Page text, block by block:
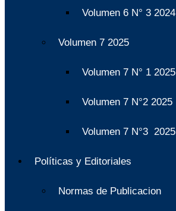
Volumen 6 N° 3 2024
Volumen 7 2025
Volumen 7 N° 1 2025
Volumen 7 N°2 2025
Volumen 7 N°3 2025
Políticas y Editoriales
Normas de Publicacion